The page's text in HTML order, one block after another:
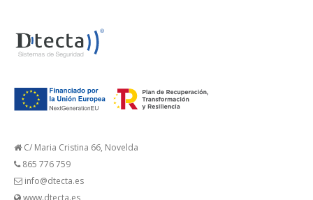
C/ Maria Cristina 66, Novelda
865 776 759
info@dtecta.es
www.dtecta.es